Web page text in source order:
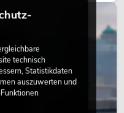
technisch
Statistikdaten
auszuwerten und